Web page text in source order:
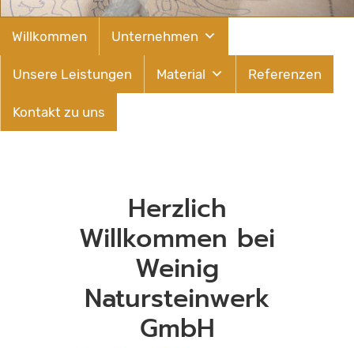
Willkommen Unternehmen
Unsere Leistungen Material Referenzen
Kontakt zu uns
Herzlich
Willkommen bei
Weinig
Natursteinwerk
GmbH